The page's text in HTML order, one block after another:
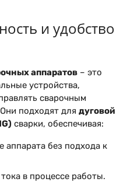
и удобство
аппаратов – это
устройства,
сварочным
подходят для дуговой
сварки, обеспечивая:
без подхода к
в процессе работы.